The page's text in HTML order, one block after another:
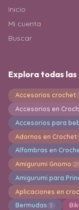
Inicio
Mi cuenta
Buscar
Explora todas
Accesorios crochet
Accesorios en
Accesorios para
Adornos en Crochet
Alfombras en
Amigurumi Gnomo
Amigurumi para
Aplicaciones en
Bermudas 3